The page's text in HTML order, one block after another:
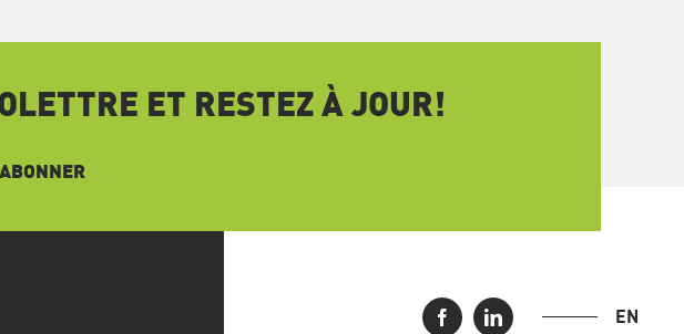
ET RESTEZ À JOUR!
EN